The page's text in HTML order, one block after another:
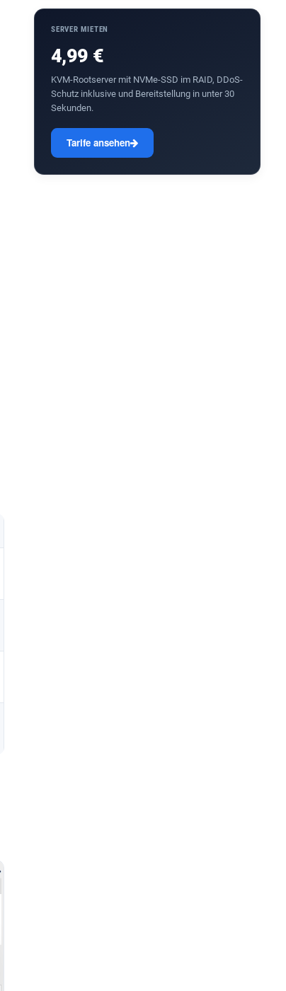
SERVER MIETEN
4,99 €
KVM-Rootserver mit NVMe-SSD im RAID, DDoS-
Schutz inklusive und Bereitstellung in unter 30
Sekunden.
Tarife ansehen